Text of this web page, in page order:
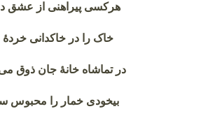
هرکسی پیراهنی از عشق
خاک را در خاکدانی خردۀ
در تماشاه خانۀ جان ذوق می
بیخودی خمار را محبوس